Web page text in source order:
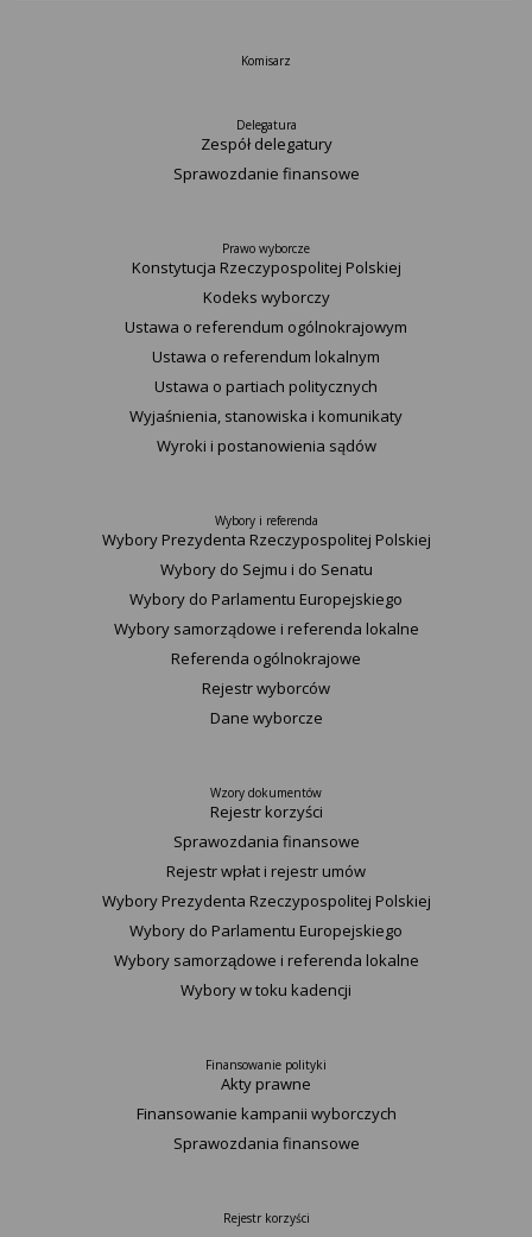
Komisarz
Delegatura
Zespół delegatury
Sprawozdanie finansowe
Prawo wyborcze
Konstytucja Rzeczypospolitej Polskiej​
Kodeks wyborczy
Ustawa o referendum ogólnokrajowym
Ustawa o referendum lokalnym
Ustawa o partiach politycznych
Wyjaśnienia, stanowiska i komunikaty
Wyroki i postanowienia sądów
Wybory i referenda
Wybory Prezydenta Rzeczypospolitej Polskiej
Wybory do Sejmu i do Senatu
Wybory do Parlamentu Europejskiego
Wybory samorządowe i referenda lokalne
Referenda ogólnokrajowe
Rejestr wyborców
Dane wyborcze
Wzory dokumentów
Rejestr korzyści
Sprawozdania finansowe
Rejestr wpłat i rejestr umów
Wybory Prezydenta Rzeczypospolitej Polskiej
Wybory do Parlamentu Europejskiego
Wybory samorządowe i referenda lokalne
Wybory w toku kadencji
Finansowanie polityki
Akty prawne
Finansowanie kampanii wyborczych
Sprawozdania finansowe
Rejestr korzyści